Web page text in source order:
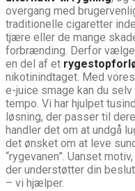
overgang med
traditionelle cigaretter
tjære eller de mange
forbrænding. Derfor
en del af et
nikotinindtaget. Med
e-juice smage kan du
tempo. Vi har hjulpet
løsning, der passer til
handler det om at undgå
det ønsket om at leve
“rygevanen”. Uanset
der understøtter din
– vi hjælper.